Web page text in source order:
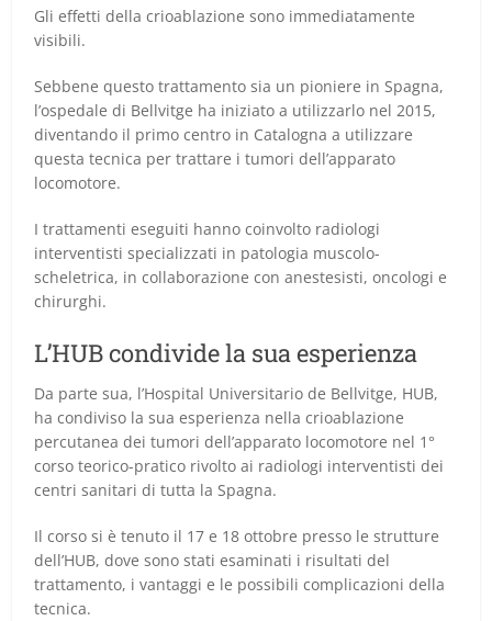
Gli effetti della crioablazione sono immediatamente
visibili.
Sebbene questo trattamento sia un pioniere in Spagna,
l’ospedale di Bellvitge ha iniziato a utilizzarlo nel 2015,
diventando il primo centro in Catalogna a utilizzare
questa tecnica per trattare i tumori dell’apparato
locomotore.
I trattamenti eseguiti hanno coinvolto radiologi
interventisti specializzati in patologia muscolo-
scheletrica, in collaborazione con anestesisti, oncologi e
chirurghi.
L’HUB condivide la sua esperienza
Da parte sua, l’Hospital Universitario de Bellvitge, HUB,
ha condiviso la sua esperienza nella crioablazione
percutanea dei tumori dell’apparato locomotore nel 1°
corso teorico-pratico rivolto ai radiologi interventisti dei
centri sanitari di tutta la Spagna.
Il corso si è tenuto il 17 e 18 ottobre presso le strutture
dell’HUB, dove sono stati esaminati i risultati del
trattamento, i vantaggi e le possibili complicazioni della
tecnica.